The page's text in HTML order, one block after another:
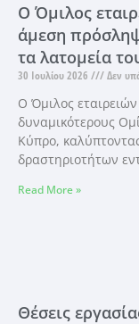
Ο Όμιλος
άμεση
τα λατομεία
30 Ιουλίου 2026 Δεν
Ο Όμιλος
δυναμικότερους
Κύπρο,
δραστηριοτήτων
Read More »
Θέσεις